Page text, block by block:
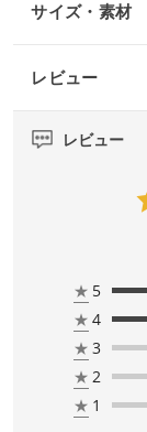
サイズ・素材
レビュー
レビュー
★ 5
★ 4
★ 3
★ 2
★ 1